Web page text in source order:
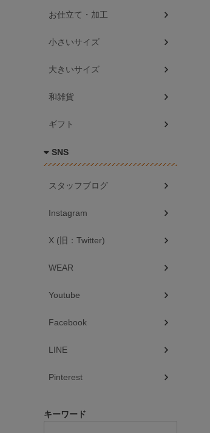
お仕立て・加工
小さいサイズ
大きいサイズ
和雑貨
ギフト
SNS
スタッフブログ
Instagram
X (旧：Twitter)
WEAR
Youtube
Facebook
LINE
Pinterest
キーワード